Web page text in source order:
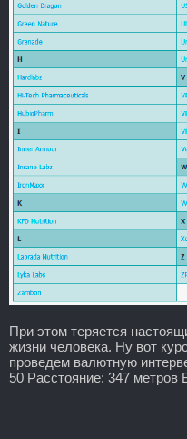
При этом теряется
жизни человека. Ну вот
проведем валютную
50 Расстояние: 347 метров